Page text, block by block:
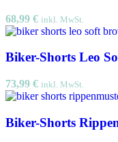
68,99 € inkl. MwSt.
Biker-Shorts Leo
73,99 € inkl. MwSt.
Biker-Shorts